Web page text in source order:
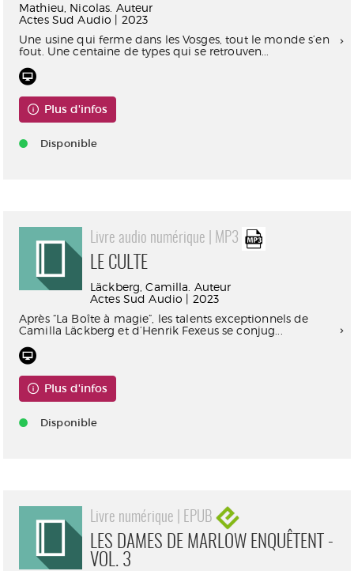
Mathieu, Nicolas. Auteur
Actes Sud Audio | 2023
Une usine qui ferme dans les Vosges, tout le monde s’en
fout. Une centaine de types qui se retrouven...
Plus d'infos
Disponible
Livre audio numérique | MP3
LE CULTE
Läckberg, Camilla. Auteur
Actes Sud Audio | 2023
Après “La Boîte à magie”, les talents exceptionnels de
Camilla Läckberg et d’Henrik Fexeus se conjug...
Plus d'infos
Disponible
Livre numérique | EPUB
LES DAMES DE MARLOW ENQUÊTENT -
VOL. 3